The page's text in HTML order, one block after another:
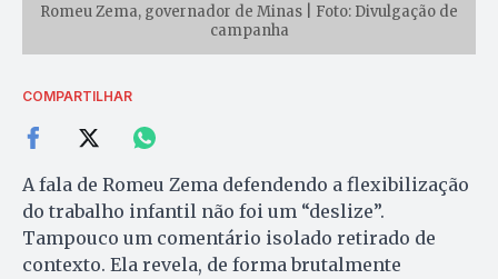
Romeu Zema, governador de Minas | Foto: Divulgação de
campanha
COMPARTILHAR
A fala de Romeu Zema defendendo a flexibilização
do trabalho infantil não foi um “deslize”.
Tampouco um comentário isolado retirado de
contexto. Ela revela, de forma brutalmente